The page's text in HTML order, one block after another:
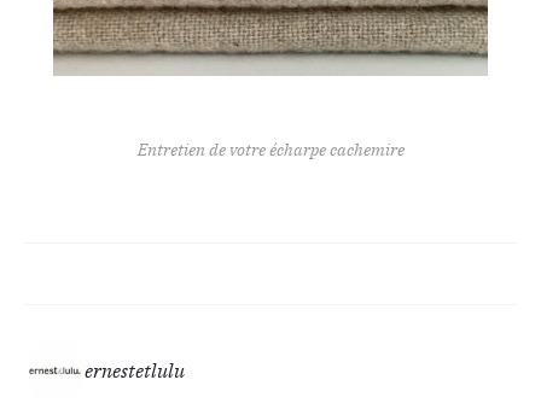
Entretien de votre écharpe cachemire
ernestetlulu